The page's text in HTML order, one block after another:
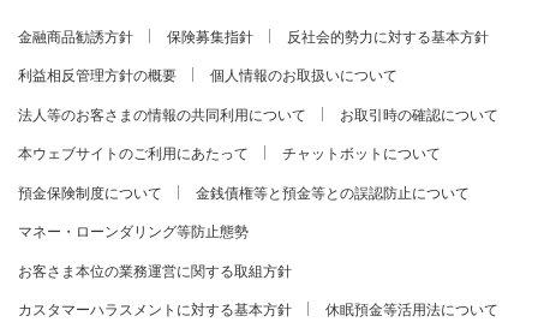
金融商品勧誘方針 保険募集指針 反社会的勢力に対する基本方針
利益相反管理方針の概要 個人情報のお取扱いについて
法人等のお客さまの情報の共同利用について お取引時の確認について
本ウェブサイトのご利用にあたって チャットボットについて
預金保険制度について 金銭債権等と預金等との誤認防止について
マネー・ローンダリング等防止態勢
お客さま本位の業務運営に関する取組方針
カスタマーハラスメントに対する基本方針 休眠預金等活用法について